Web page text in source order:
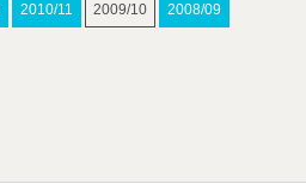
2010/11 2009/10 2008/09